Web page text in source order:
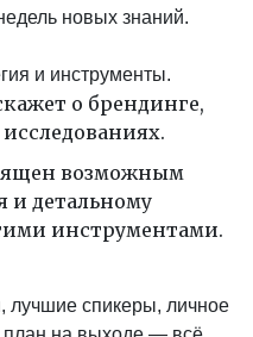
новых знаний.
и инструменты.
о брендинге,
возможным
и детальному
инструментами.
лучшие спикеры, личное